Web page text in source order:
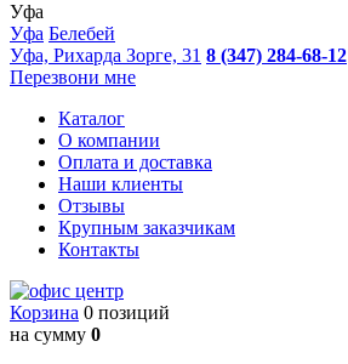
Уфа
Уфа Белебей
Уфа, Рихарда Зорге, 31 8 (347) 284-68-12
Перезвони мне
Каталог
О компании
Оплата и доставка
Наши клиенты
Отзывы
Крупным заказчикам
Контакты
Корзина 0 позиций
на сумму 0